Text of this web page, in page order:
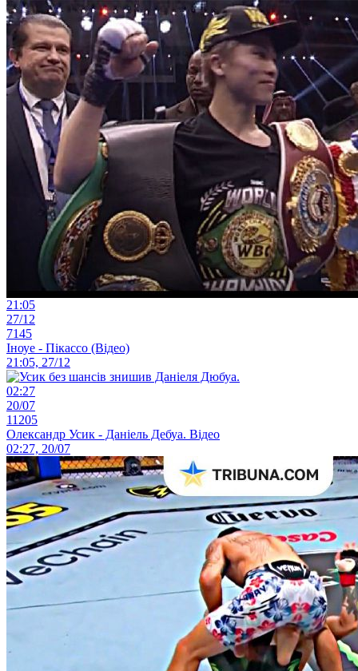
21:05
27/12
7145
Іноуе - Пікассо (Відео)
21:05, 27/12
02:27
20/07
11205
Олександр Усик - Даніель Дебуа. Відео
02:27, 20/07